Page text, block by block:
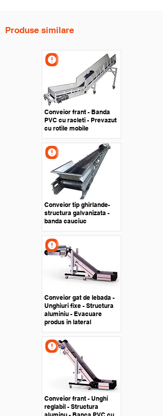
Produse similare
Conveior frant - Banda
PVC cu racleti - Prevazut
cu rotile mobile
Conveior tip ghirlande-
structura galvanizata -
banda cauciuc
Conveior gat de lebada -
Unghiuri fixe - Structura
aluminiu - Evacuare
produs in lateral
Conveior frant - Unghi
reglabil - Structura